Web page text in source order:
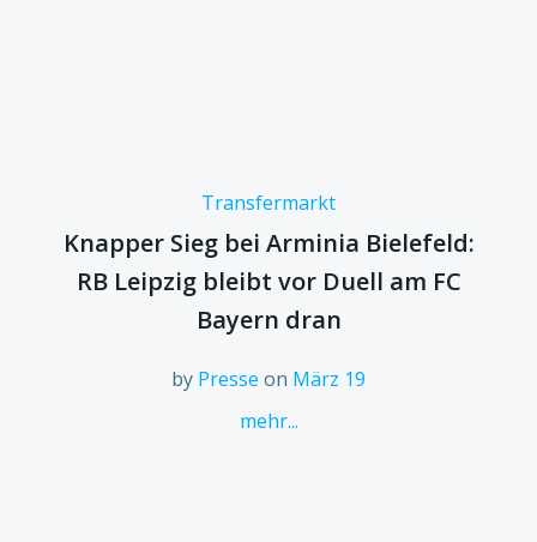
Transfermarkt
Knapper Sieg bei Arminia Bielefeld:
RB Leipzig bleibt vor Duell am FC
Bayern dran
by Presse on März 19
mehr...